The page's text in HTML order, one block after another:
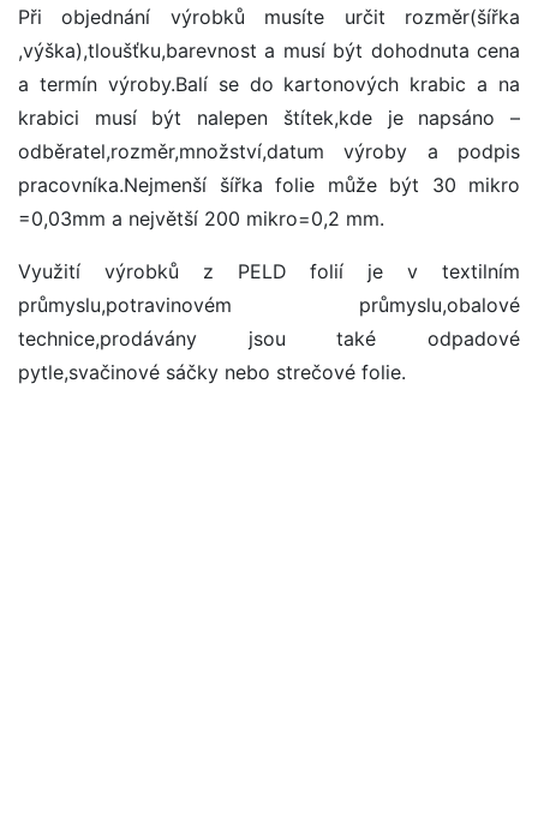
Při objednání výrobků musíte určit rozměr(šířka
,výška),tloušťku,barevnost a musí být dohodnuta cena
a termín výroby.Balí se do kartonových krabic a na
krabici musí být nalepen štítek,kde je napsáno –
odběratel,rozměr,množství,datum výroby a podpis
pracovníka.Nejmenší šířka folie může být 30 mikro
=0,03mm a největší 200 mikro=0,2 mm.
Využití výrobků z PELD folií je v textilním
průmyslu,potravinovém průmyslu,obalové
technice,prodávány jsou také odpadové
pytle,svačinové sáčky nebo strečové folie.